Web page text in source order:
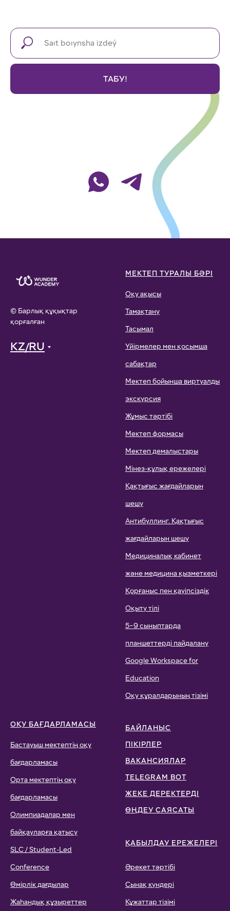
ТАБУ!
© Барлық құқықтар
қорғалған
KZ/RU
МЕКТЕП ТУРАЛЫ БӘРІ
Оқу ақысы
Тамақтану
Тасымал
Үйірмелер мен қосымша
сабақтар
Мектеп бойынша виртуалды
экскурсия
Жұмыс тәртібі
Мектеп формасы
Мектеп демалыстары
Мінез-құлық ережелері
Қақтығыс жағдайларын
шешу
Антибуллинг. Қақтығыс
жағдайларын шешу
Медициналық кабинет
және медицина қызметкері
Қорғаныс пен қауіпсіздік
Оқыту тілі
5–9 сыныптарда
планшеттерді пайдалану
Google Workspace for
Education
Оқу құралдарының тізімі
ОҚУ БАҒДАРЛАМАСЫ
Бастауыш мектептің оқу
бағдарламасы
Орта мектептің оқу
бағдарламасы
Олимпиадалар мен
байқауларға қатысу
SLC / Student-Led
Conference
Өмірлік дағдылар
Жаһандық құзыреттер
БАЙЛАНЫС
ПІКІРЛЕР
ВАКАНСИЯЛАР
TELEGRAM BOT
ЖЕКЕ ДЕРЕКТЕРДІ
ӨҢДЕУ САЯСАТЫ
ҚАБЫЛДАУ ЕРЕЖЕЛЕРІ
Әрекет тәртібі
Сынақ күндері
Құжаттар тізімі